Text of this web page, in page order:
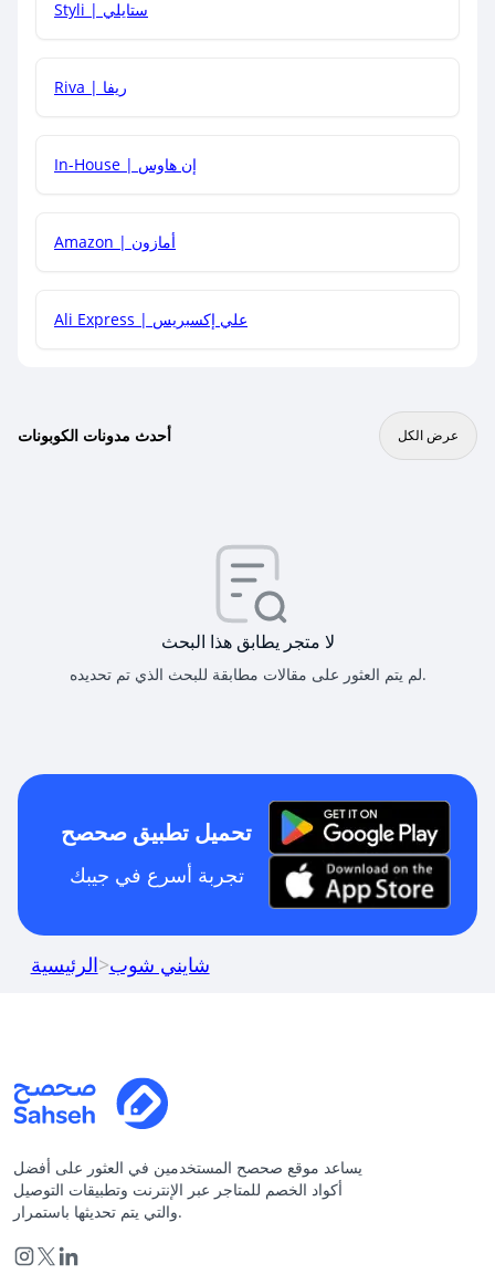
هل يمكنني جمع كود خصم مع العروض الأخرى؟
Styli | ستايلي
Riva | ريفا
In-House | إن هاوس
Amazon | أمازون
Ali Express | علي إكسبريس
أحدث مدونات الكوبونات عرض الكل
لا متجر يطابق هذا البحث
لم يتم العثور على مقالات مطابقة للبحث الذي تم تحديده.
تحميل تطبيق صحصح
تجربة أسرع في جيبك
الرئيسية>شايني شوب
يساعد موقع صحصح المستخدمين في العثور على أفضل
أكواد الخصم للمتاجر عبر الإنترنت وتطبيقات التوصيل
والتي يتم تحديثها باستمرار.